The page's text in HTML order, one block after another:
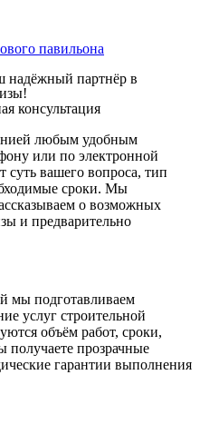
павильона
партнёр в
консультация
любым удобным
или по электронной
суть вашего вопроса, тип
сроки. Мы
о возможных
и предварительно
мы подготавливаем
услуг строительной
объём работ, сроки,
получаете прозрачные
гарантии выполнения